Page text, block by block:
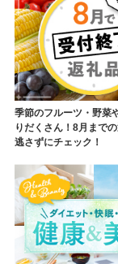
季節のフルーツ・野菜
りだくさん！8月まで
逃さずにチェック！